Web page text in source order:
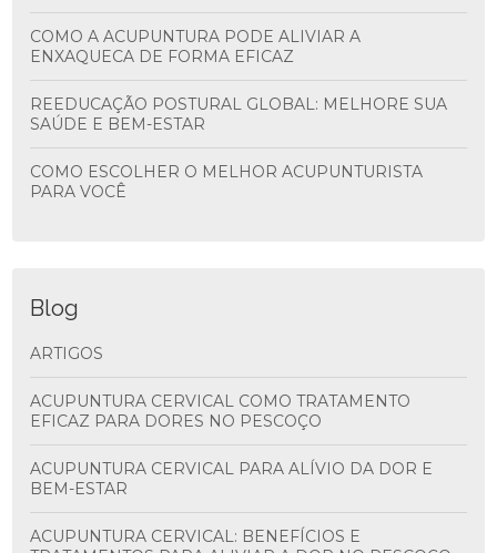
COMO A ACUPUNTURA PODE ALIVIAR A
ENXAQUECA DE FORMA EFICAZ
REEDUCAÇÃO POSTURAL GLOBAL: MELHORE SUA
SAÚDE E BEM-ESTAR
COMO ESCOLHER O MELHOR ACUPUNTURISTA
PARA VOCÊ
Blog
ARTIGOS
ACUPUNTURA CERVICAL COMO TRATAMENTO
EFICAZ PARA DORES NO PESCOÇO
ACUPUNTURA CERVICAL PARA ALÍVIO DA DOR E
BEM-ESTAR
ACUPUNTURA CERVICAL: BENEFÍCIOS E